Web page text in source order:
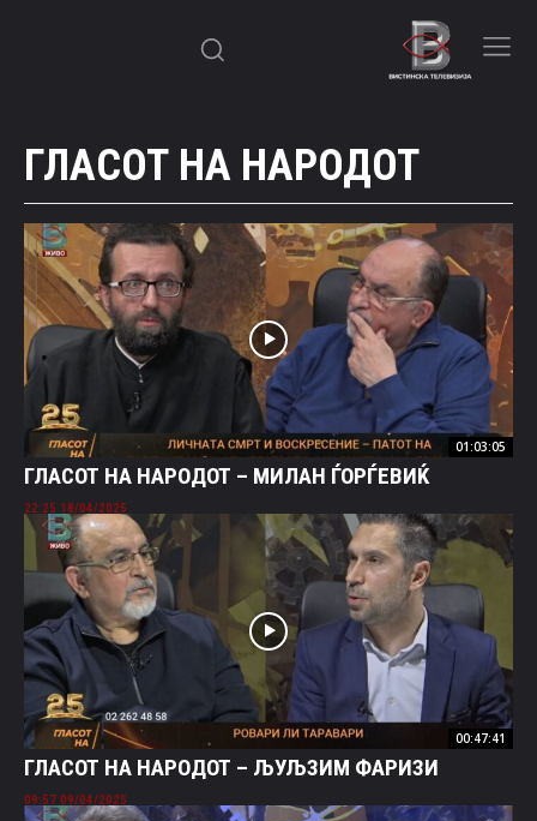
ГЛАСОТ НА НАРОДОТ
01:03:05
ГЛАСОТ НА НАРОДОТ – МИЛАН ЃОРЃЕВИЌ
18/04/2025 22:25
00:47:41
ГЛАСОТ НА НАРОДОТ – ЉУЉЗИМ ФАРИЗИ
09/04/2025 09:57